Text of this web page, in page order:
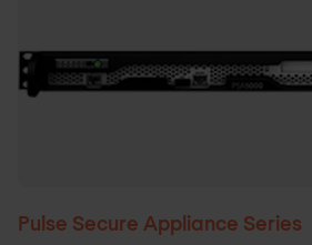
Pulse Secure Appliance Series